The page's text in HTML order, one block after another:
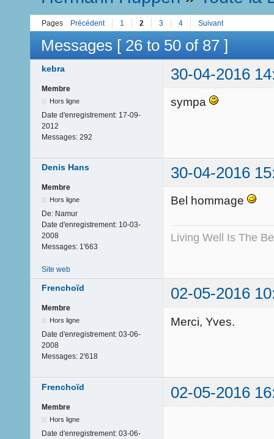
Pages Précédent 1 2 3 4 Suivant
Messages [ 26 to 50 of 87 ]
kebra 30-04-2016
Membre
Hors ligne
Date d'enregistrement: 17-09-
2012
Messages: 292
sympa
Denis Hans 30-04-2016
Membre
Hors ligne
De: Namur
Date d'enregistrement: 10-03-
2008
Messages: 1'663
Bel hommage
Living Well Is The
Site web
Frenchoïd 02-05-2016
Membre
Hors ligne
Date d'enregistrement: 03-06-
2008
Messages: 2'618
Merci, Yves.
Frenchoïd 02-05-2016
Membre
Hors ligne
Date d'enregistrement: 03-06-